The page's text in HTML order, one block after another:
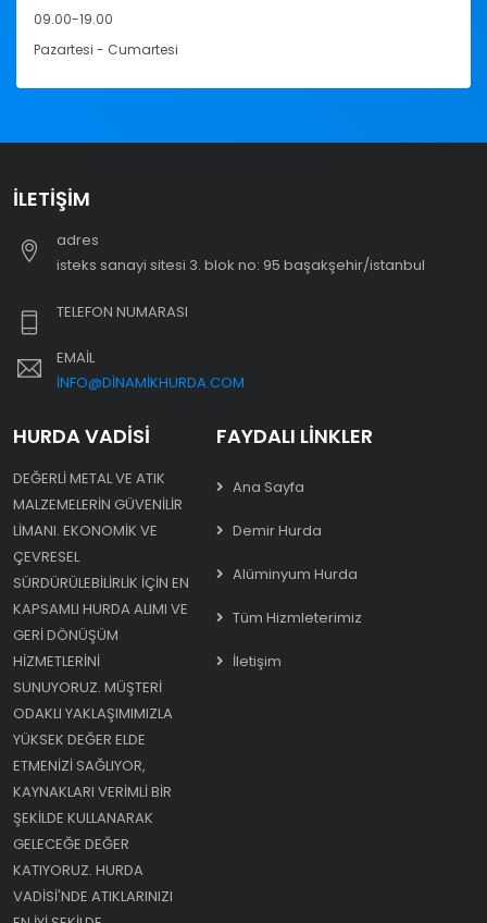
09.00-19.00
Pazartesi - Cumartesi
İLETIŞIM
adres
i̇steks sanayi sitesi 3. blok no: 95 başakşehir/i̇stanbul
TELEFON NUMARASI
EMAIL
INFO@DINAMIKHURDA.COM
HURDA VADISI
DEĞERLI METAL VE ATIK
MALZEMELERIN GÜVENILIR
LIMANI. EKONOMIK VE
ÇEVRESEL
SÜRDÜRÜLEBILIRLIK IÇIN EN
KAPSAMLI HURDA ALIMI VE
GERI DÖNÜŞÜM
HIZMETLERINI
SUNUYORUZ. MÜŞTERI
ODAKLI YAKLAŞIMIMIZLA
YÜKSEK DEĞER ELDE
ETMENIZI SAĞLIYOR,
KAYNAKLARI VERIMLI BIR
ŞEKILDE KULLANARAK
GELECEĞE DEĞER
KATIYORUZ. HURDA
VADISI'NDE ATIKLARINIZI
FAYDALI LINKLER
Ana Sayfa
Demir Hurda
Alüminyum Hurda
Tüm Hizmleterimiz
İletişim